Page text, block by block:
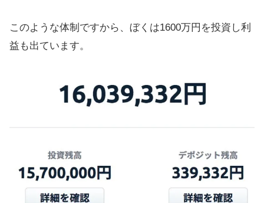
このような体制ですから、ぼくは1600万円を投資し利
益も出ています。